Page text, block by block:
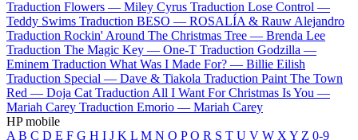
Traduction Flowers — Miley Cyrus Traduction Lose Control —
Teddy Swims Traduction BESO — ROSALÍA & Rauw Alejandro
Traduction Rockin' Around The Christmas Tree — Brenda Lee
Traduction The Magic Key — One-T Traduction Godzilla —
Eminem Traduction What Was I Made For? — Billie Eilish
Traduction Special — Dave & Tiakola Traduction Paint The Town
Red — Doja Cat Traduction All I Want For Christmas Is You —
Mariah Carey Traduction Emorio — Mariah Carey
HP mobile
A B C D E F G H I J K L M N O P Q R S T U V W X Y Z 0-9